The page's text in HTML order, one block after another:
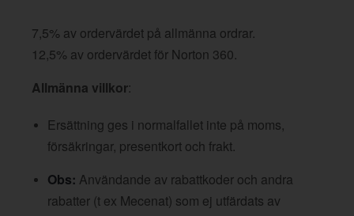
7,5% av ordervärdet på allmänna ordrar.
12,5% av ordervärdet för Norton 360.
Allmänna villkor:
Ersättning ges i normalfallet inte på moms,
försäkringar, presentkort och frakt.
Obs: Användande av rabattkoder och andra
rabatter (t ex Mecenat) som ej utfärdats av